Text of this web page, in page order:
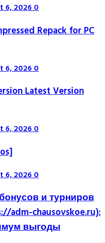
6, 20260
Repack for PC
6, 20260
Latest Version
6, 20260
6, 20260
и турниров
adm-chausovskoe.ru):
выгоды